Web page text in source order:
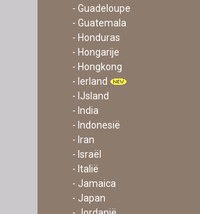
- Guadeloupe
- Guatemala
- Honduras
- Hongarije
- Hongkong
- Ierland
- IJsland
- India
- Indonesië
- Iran
- Israël
- Italië
- Jamaica
- Japan